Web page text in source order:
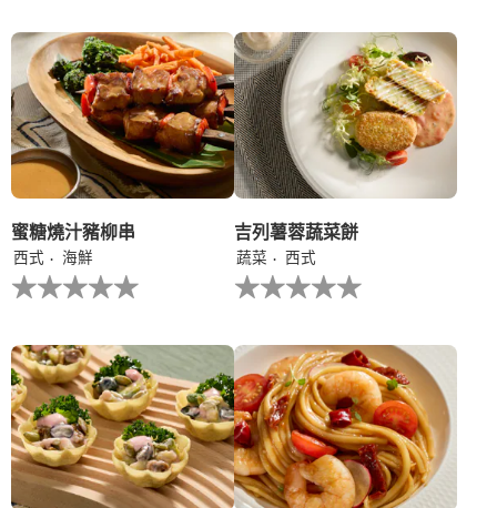
共
5
分，
评
分
为
1。
香
蜆
殼
粉
的
平
均
分
为
3.0，
共
5
分，
分
为
1。
个
recipe
提
交
评
级
蜜糖燒汁豬柳串
西式
海鮮
没
有
个
recipe
提
交
评
级
吉列薯蓉蔬菜餅
蔬菜
西式
没
有
个
recipe
提
交
评
级